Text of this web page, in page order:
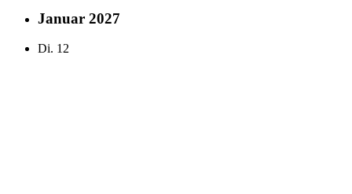
Januar 2027
Di. 12